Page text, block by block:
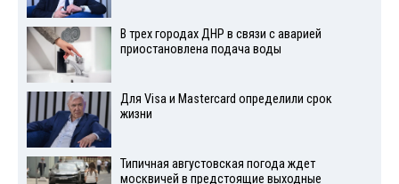
В трех городах ДНР в связи с аварией
приостановлена подача воды
Для Visа и Mastercard определили срок
жизни
Типичная августовская погода ждет
москвичей в предстоящие выходные